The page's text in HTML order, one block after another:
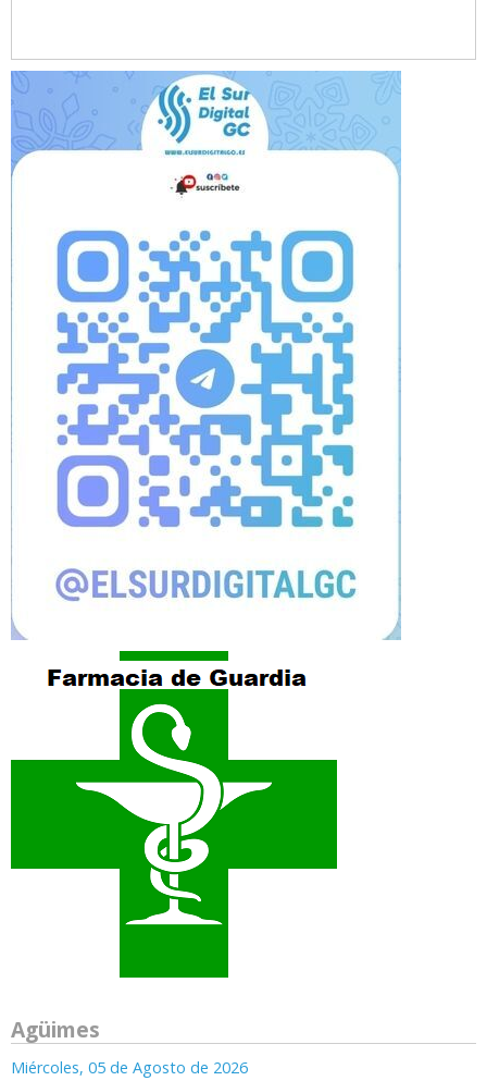
Agüimes
Miércoles, 05 de Agosto de 2026